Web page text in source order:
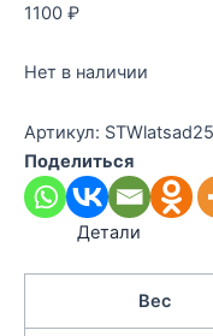
1100 ₽
Нет в наличии
Артикул:
Поделиться
Детали
Вес